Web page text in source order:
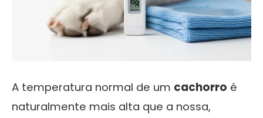
A temperatura normal de um cachorro é
naturalmente mais alta que a nossa,